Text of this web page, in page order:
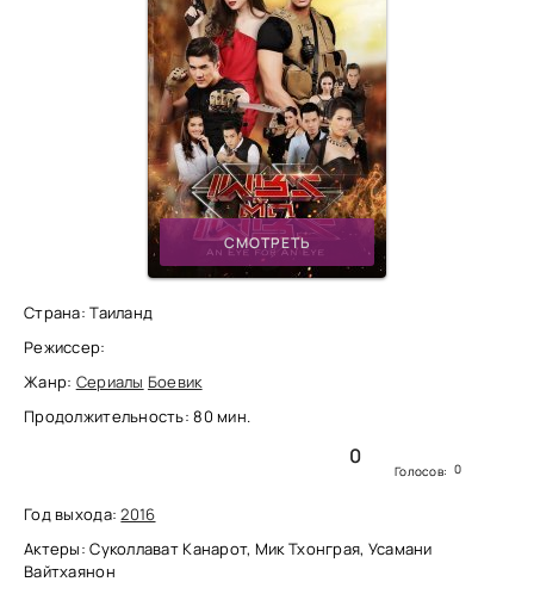
СМОТРЕТЬ
Страна: Таиланд
Режиссер:
Жанр: Сериалы Боевик
Продолжительность: 80 мин.
0
Голосов: 0
Год выхода:2016
Актеры: Суколлават Канарот, Мик Тхонграя, Усамани
Вайтхаянон